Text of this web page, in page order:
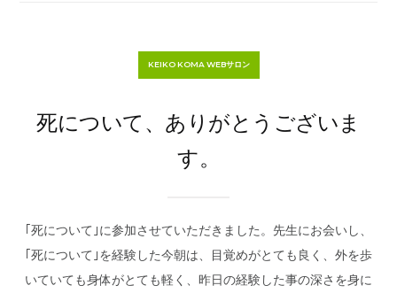
KEIKO KOMA WEBサロン
死について、ありがとうございま
す。
｢死について｣に参加させていただきました。先生にお会いし、
｢死について｣を経験した今朝は、目覚めがとても良く、外を歩
いていても身体がとても軽く、昨日の経験した事の深さを身に